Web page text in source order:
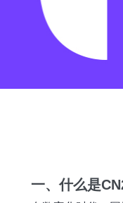
一、什么是